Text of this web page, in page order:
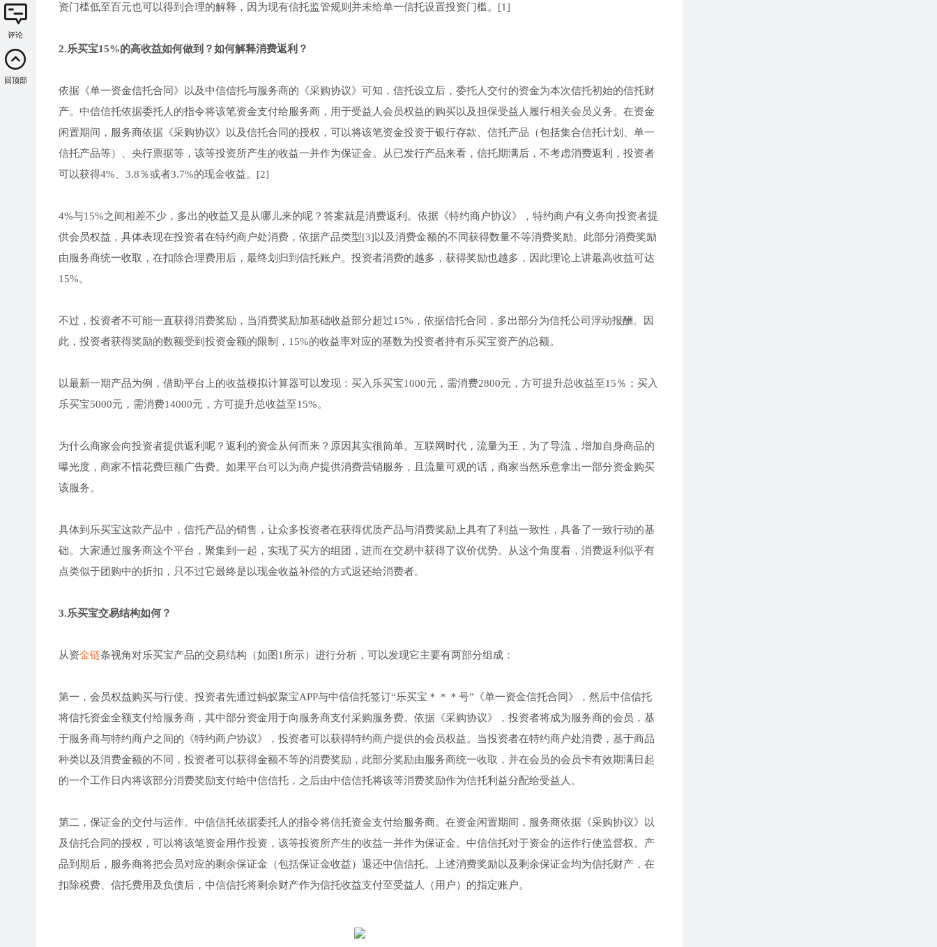
资门槛低至百元也可以得到合理的解释，因为现有信托监管规则并未给单一信托设置投资门槛。[1]
2.乐买宝15%的高收益如何做到？如何解释消费返利？
依据《单一资金信托合同》以及中信信托与服务商的《采购协议》可知，信托设立后，委托人交付的资金为本次信托初始的信托财
产。中信信托依据委托人的指令将该笔资金支付给服务商，用于受益人会员权益的购买以及担保受益人履行相关会员义务。在资金
闲置期间，服务商依据《采购协议》以及信托合同的授权，可以将该笔资金投资于银行存款、信托产品（包括集合信托计划、单一
信托产品等）、央行票据等，该等投资所产生的收益一并作为保证金。从已发行产品来看，信托期满后，不考虑消费返利，投资者
可以获得4%、3.8％或者3.7%的现金收益。[2]
4%与15%之间相差不少，多出的收益又是从哪儿来的呢？答案就是消费返利。依据《特约商户协议》，特约商户有义务向投资者提
供会员权益，具体表现在投资者在特约商户处消费，依据产品类型[3]以及消费金额的不同获得数量不等消费奖励。此部分消费奖励
由服务商统一收取，在扣除合理费用后，最终划归到信托账户。投资者消费的越多，获得奖励也越多，因此理论上讲最高收益可达
15%。
不过，投资者不可能一直获得消费奖励，当消费奖励加基础收益部分超过15%，依据信托合同，多出部分为信托公司浮动报酬。因
此，投资者获得奖励的数额受到投资金额的限制，15%的收益率对应的基数为投资者持有乐买宝资产的总额。
以最新一期产品为例，借助平台上的收益模拟计算器可以发现：买入乐买宝1000元，需消费2800元，方可提升总收益至15％；买入
乐买宝5000元，需消费14000元，方可提升总收益至15%。
为什么商家会向投资者提供返利呢？返利的资金从何而来？原因其实很简单。互联网时代，流量为王，为了导流，增加自身商品的
曝光度，商家不惜花费巨额广告费。如果平台可以为商户提供消费营销服务，且流量可观的话，商家当然乐意拿出一部分资金购买
该服务。
具体到乐买宝这款产品中，信托产品的销售，让众多投资者在获得优质产品与消费奖励上具有了利益一致性，具备了一致行动的基
础。大家通过服务商这个平台，聚集到一起，实现了买方的组团，进而在交易中获得了议价优势。从这个角度看，消费返利似乎有
点类似于团购中的折扣，只不过它最终是以现金收益补偿的方式返还给消费者。
3.乐买宝交易结构如何？
从资金链条视角对乐买宝产品的交易结构（如图1所示）进行分析，可以发现它主要有两部分组成：
第一，会员权益购买与行使。投资者先通过蚂蚁聚宝APP与中信信托签订“乐买宝＊＊＊号”《单一资金信托合同》，然后中信信托
将信托资金全额支付给服务商，其中部分资金用于向服务商支付采购服务费。依据《采购协议》，投资者将成为服务商的会员，基
于服务商与特约商户之间的《特约商户协议》，投资者可以获得特约商户提供的会员权益。当投资者在特约商户处消费，基于商品
种类以及消费金额的不同，投资者可以获得金额不等的消费奖励，此部分奖励由服务商统一收取，并在会员的会员卡有效期满日起
的一个工作日内将该部分消费奖励支付给中信信托，之后由中信信托将该等消费奖励作为信托利益分配给受益人。
第二，保证金的交付与运作。中信信托依据委托人的指令将信托资金支付给服务商。在资金闲置期间，服务商依据《采购协议》以
及信托合同的授权，可以将该笔资金用作投资，该等投资所产生的收益一并作为保证金。中信信托对于资金的运作行使监督权。产
品到期后，服务商将把会员对应的剩余保证金（包括保证金收益）退还中信信托。上述消费奖励以及剩余保证金均为信托财产，在
扣除税费、信托费用及负债后，中信信托将剩余财产作为信托收益支付至受益人（用户）的指定账户。
评论
回顶部